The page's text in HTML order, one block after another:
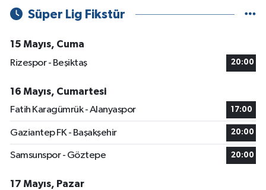
Süper Lig Fikstür
15 Mayıs, Cuma
Rizespor - Beşiktaş
20:00
16 Mayıs, Cumartesi
Fatih Karagümrük - Alanyaspor
17:00
Gaziantep FK - Başakşehir 20:00
Samsunspor - Göztepe 20:00
17 Mayıs, Pazar